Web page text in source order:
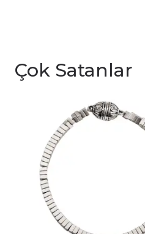
Çok Satanlar